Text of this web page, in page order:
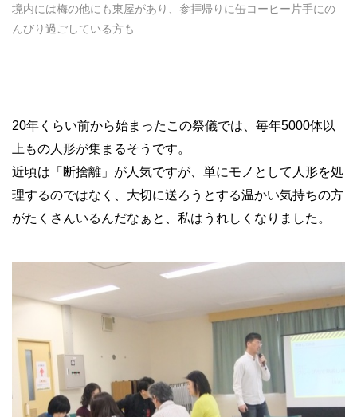
境内には梅の他にも東屋があり、参拝帰りに缶コーヒー片手にの
んびり過ごしている方も
20年くらい前から始まったこの祭儀では、毎年5000体以
上もの人形が集まるそうです。
近頃は「断捨離」が人気ですが、単にモノとして人形を処
理するのではなく、大切に送ろうとする温かい気持ちの方
がたくさんいるんだなぁと、私はうれしくなりました。